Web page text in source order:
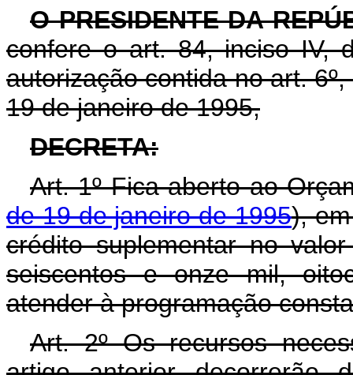
O PRESIDENTE DA
confere o art. 84, inciso IV,
autorização contida no art.
19 de janeiro de 1995,
DECRETA:
Art. 1º Fica aberto ao
de 19 de janeiro de 1995),
crédito suplementar no
seiscentos e onze mil,
atender à programação
Art. 2º Os recursos